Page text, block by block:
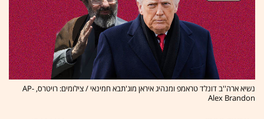
נשיא ארה''ב דונלד טראמפ ומנהיג איראן מוג'תבא חמינאי / צילומים: רויטרס, AP-
Alex Brandon